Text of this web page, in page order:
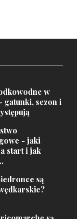
w
gatunki, sezon i
- jaki
start i jak
są